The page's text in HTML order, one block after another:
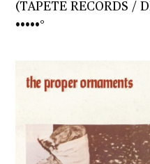
(TAPETE RECORDS /
•••••°